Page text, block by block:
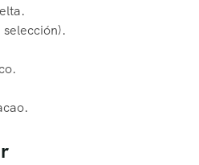
selección).